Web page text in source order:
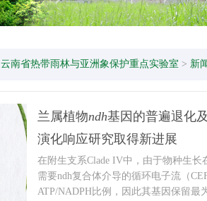
云南省热带雨林与亚洲象保护重点实验室 > 新
兰属植物ndh基因的普遍退化
演化响应研究取得新进展
在附生支系Clade IV中，由于物种生长
需要ndh复合体介导的循环电子流（
ATP/NADPH比例，因此其基因保留最